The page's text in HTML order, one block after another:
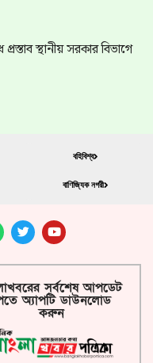
স্থানীয় সরকার বিভাগে
বহিবিশ্ব
বাণিজ্যিক নগরী
সর্বশেষ আপডেট
অ্যাপটি ডাউনলোড
করুন